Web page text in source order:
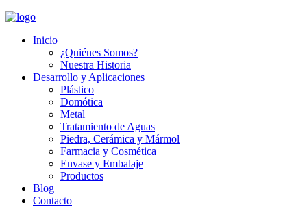
Inicio
¿Quiénes Somos?
Nuestra Historia
Desarrollo y Aplicaciones
Plástico
Domótica
Metal
Tratamiento de Aguas
Piedra, Cerámica y Mármol
Farmacia y Cosmética
Envase y Embalaje
Productos
Blog
Contacto